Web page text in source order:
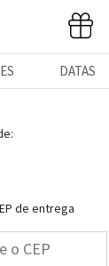
DATAS
de entrega